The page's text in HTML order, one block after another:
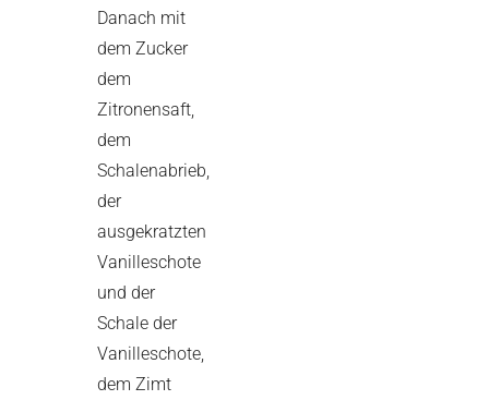
Danach mit
dem Zucker
dem
Zitronensaft,
dem
Schalenabrieb,
der
ausgekratzten
Vanilleschote
und der
Schale der
Vanilleschote,
dem Zimt